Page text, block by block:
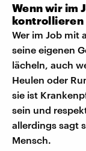
Wenn wir im
kontrollieren
Wer im Job mit
seine eigenen
lächeln, auch
Heulen oder
sie ist
sein und
allerdings sagt
Mensch.